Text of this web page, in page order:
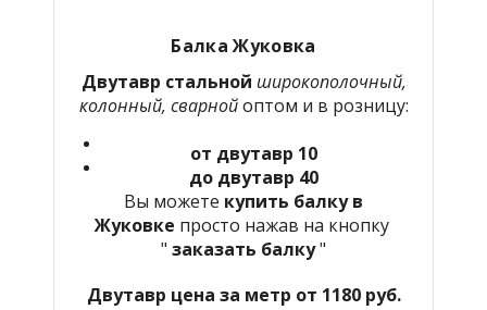
Балка Жуковка
Двутавр стальной широкополочный,
колонный, сварнойоптом и в розницу:
от двутавр 10
до двутавр 40
Вы можете купить балку в
Жуковке просто нажав на кнопку
" заказать балку"
Двутавр цена за метр от 1180 руб.